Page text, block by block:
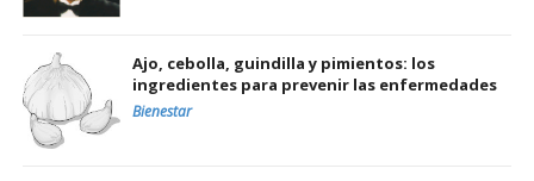
Ajo, cebolla, guindilla y pimientos: los
ingredientes para prevenir las enfermedades
Bienestar